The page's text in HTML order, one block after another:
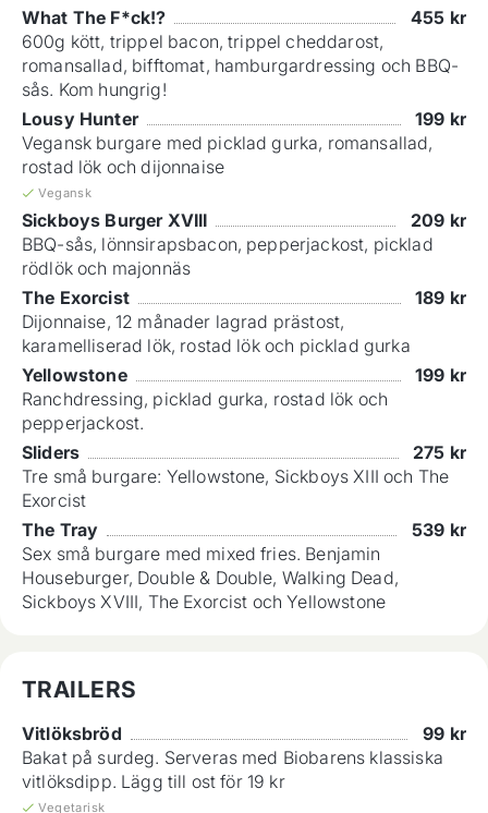
What The F*ck!?
455 kr
600g kött, trippel bacon, trippel cheddarost,
romansallad, bifftomat, hamburgardressing och BBQ-
sås. Kom hungrig!
Lousy Hunter
199 kr
Vegansk burgare med picklad gurka, romansallad,
rostad lök och dijonnaise
Vegansk
Sickboys Burger XVIII 209 kr
BBQ-sås, lönnsirapsbacon, pepperjackost, picklad
rödlök och majonnäs
The Exorcist
189 kr
Dijonnaise, 12 månader lagrad prästost,
karamelliserad lök, rostad lök och picklad gurka
Yellowstone
199 kr
Ranchdressing, picklad gurka, rostad lök och
pepperjackost.
Sliders
275 kr
Tre små burgare: Yellowstone, Sickboys XIII och The
Exorcist
The Tray
539 kr
Sex små burgare med mixed fries. Benjamin
Houseburger, Double & Double, Walking Dead,
Sickboys XVIII, The Exorcist och Yellowstone
TRAILERS
Vitlöksbröd 99 kr
Bakat på surdeg. Serveras med Biobarens klassiska
vitlöksdipp. Lägg till ost för 19 kr
Vegetarisk